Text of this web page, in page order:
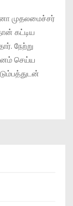
முதலமைச்சர்
கட்டிய
நேற்று
செய்ய